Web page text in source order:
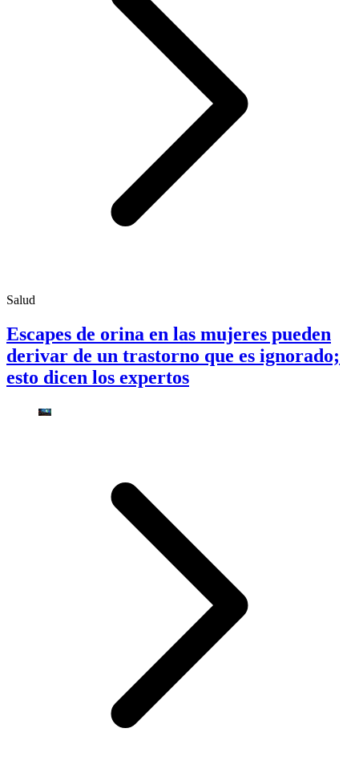
Salud
Escapes de orina en las mujeres pueden
derivar de un trastorno que es ignorado;
esto dicen los expertos